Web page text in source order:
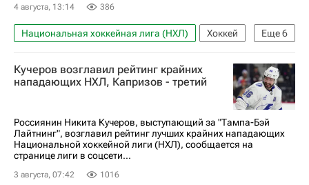
4 августа, 13:14 386
Еще6
Национальная хоккейная лига (НХЛ)
Хоккей
Спорт
Евгений Кузнецов
Сибирь
Металлург (Магнитогорск)
Салават Юлаев
Кучеров возглавил рейтинг крайних
нападающих НХЛ, Капризов - третий
Россиянин Никита Кучеров, выступающий за "Тампа-Бэй
Лайтнинг", возглавил рейтинг лучших крайних нападающих
Национальной хоккейной лиги (НХЛ), сообщается на
странице лиги в соцсети...
3 августа, 07:42 1016